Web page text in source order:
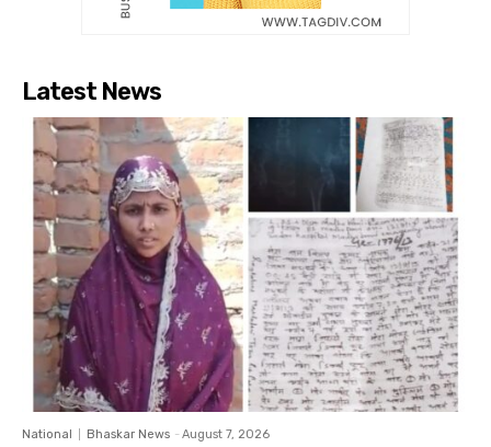
Latest News
National Bhaskar News - August 7, 2026